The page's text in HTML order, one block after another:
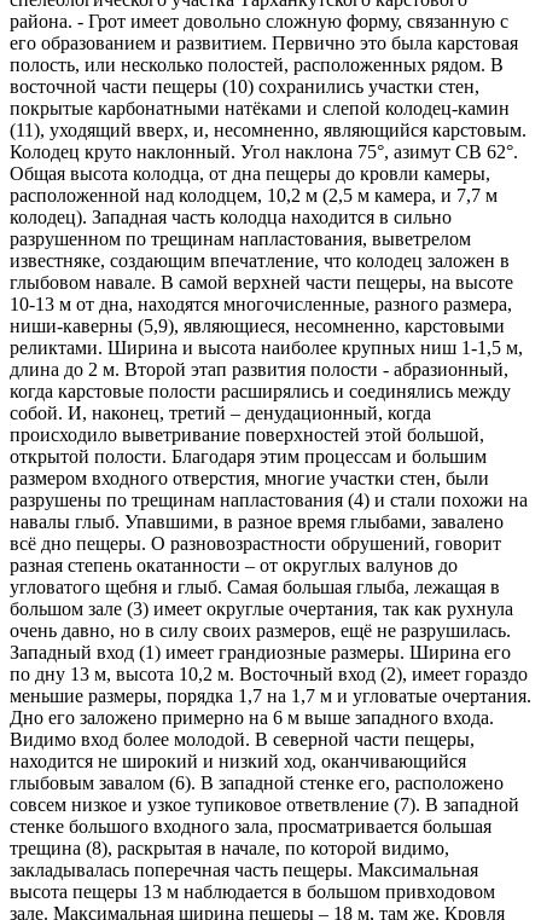
района. - Грот имеет довольно сложную форму, связанную с
его образованием и развитием. Первично это была карстовая
полость, или несколько полостей, расположенных рядом. В
восточной части пещеры (10) сохранились участки стен,
покрытые карбонатными натёками и слепой колодец-камин
(11), уходящий вверх, и, несомненно, являющийся карстовым.
Колодец круто наклонный. Угол наклона 75°, азимут СВ 62°.
Общая высота колодца, от дна пещеры до кровли камеры,
расположенной над колодцем, 10,2 м (2,5 м камера, и 7,7 м
колодец). Западная часть колодца находится в сильно
разрушенном по трещинам напластования, выветрелом
известняке, создающим впечатление, что колодец заложен в
глыбовом навале. В самой верхней части пещеры, на высоте
10-13 м от дна, находятся многочисленные, разного размера,
ниши-каверны (5,9), являющиеся, несомненно, карстовыми
реликтами. Ширина и высота наиболее крупных ниш 1-1,5 м,
длина до 2 м. Второй этап развития полости - абразионный,
когда карстовые полости расширялись и соединялись между
собой. И, наконец, третий – денудационный, когда
происходило выветривание поверхностей этой большой,
открытой полости. Благодаря этим процессам и большим
размером входного отверстия, многие участки стен, были
разрушены по трещинам напластования (4) и стали похожи на
навалы глыб. Упавшими, в разное время глыбами, завалено
всё дно пещеры. О разновозрастности обрушений, говорит
разная степень окатанности – от округлых валунов до
угловатого щебня и глыб. Самая большая глыба, лежащая в
большом зале (3) имеет округлые очертания, так как рухнула
очень давно, но в силу своих размеров, ещё не разрушилась.
Западный вход (1) имеет грандиозные размеры. Ширина его
по дну 13 м, высота 10,2 м. Восточный вход (2), имеет гораздо
меньшие размеры, порядка 1,7 на 1,7 м и угловатые очертания.
Дно его заложено примерно на 6 м выше западного входа.
Видимо вход более молодой. В северной части пещеры,
находится не широкий и низкий ход, оканчивающийся
глыбовым завалом (6). В западной стенке его, расположено
совсем низкое и узкое тупиковое ответвление (7). В западной
стенке большого входного зала, просматривается большая
трещина (8), раскрытая в начале, по которой видимо,
закладывалась поперечная часть пещеры. Максимальная
высота пещеры 13 м наблюдается в большом привходовом
зале. Максимальная ширина пещеры – 18 м, там же. Кровля